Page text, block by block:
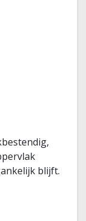
blijft.